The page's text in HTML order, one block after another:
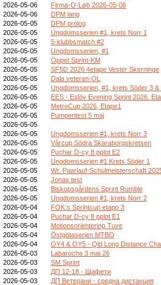
2026-05-06
Firma-O-Løb 2026-05-06
2026-05-06
DPM lang
2026-05-05
DPM prolog
2026-05-05
Ungdomsserien #1, krets Norr 1
2026-05-05
5-klubbsmatch #2
2026-05-05
Ungdomsserien, #1
2026-05-05
Öppet Sprint-KM
2026-05-05
SF5D 2026 4etape Vester Skerninge
2026-05-05
Dala veteran-OL
2026-05-05
Ungdomsserien, #1, krets Söder 3 &
2026-05-05
EES - Eslöv Evening Sprint 2026.
2026-05-05
MetroCup 2026, Etape1
2026-05-05
Pumpentest 5 maj
2026-05-05
2026-05-05
Ungdomsserien #1, krets Norr 3
2026-05-05
Vårcup Södra Skaraborgskretsen
2026-05-05
Puchar D-cy 8 pplot E2
2026-05-05
Ungdomsserien #1 Krets Söder 1
2026-05-05
Wr. Paarlauf-Schulmeisterschaft
2026-05-05
Jonas test
2026-05-05
Biskopsgårdens Sprint Rumble
2026-05-05
Ungdomsserien #1, krets Norr 2
2026-05-04
FOK:s Sprintcup etapp 3
2026-05-04
Puchar D-cy 8 pplot E1
2026-05-04
Motionsorientering Tuve
2026-05-04
Östgötaserien MTBO
2026-05-04
OY4 & OY5 - Qld Long Distance
2026-05-03
Labaroche 3 mai 26
2026-05-03
SM Sprint
2026-05-03
ДП 12-18 - Щафети
2026-05-03
ДП Ветерани - средна дистанция